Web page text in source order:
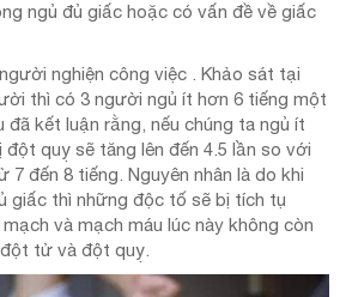
ngủ đủ giấc hoặc có vấn đề về giấc
nghiện công việc . Khảo sát tại
thì có 3 người ngủ ít hơn 6 tiếng một
đã kết luận rằng, nếu chúng ta ngủ ít
quỵ sẽ tăng lên đến 4.5 lần so với
đến 8 tiếng. Nguyên nhân là do khi
giấc thì những độc tố sẽ bị tích tụ
và mạch máu lúc này không còn
tử và đột quỵ.